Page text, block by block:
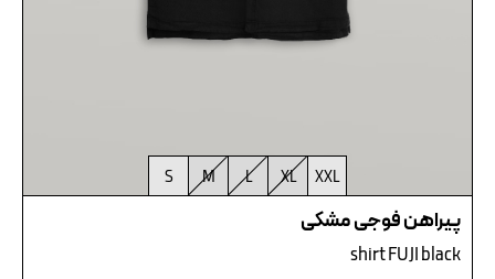
XXL
XL
L
M
S
پیراهن فوجی مشکی
shirt FUJI black